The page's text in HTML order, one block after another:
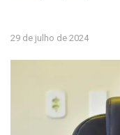
29 de julho de 2024